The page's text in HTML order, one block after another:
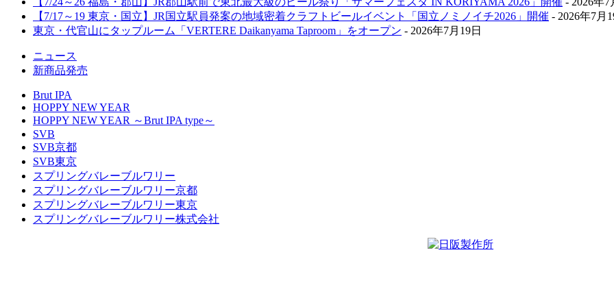
【7/17～19 東京・国立】JR国立駅員発案の地域密着クラフトビールイベント「国立ノミノイチ2026」開催 - 2026年7月
東京・代官山にタップルーム「VERTERE Daikanyama Taproom」をオープン - 2026年7月19日
ニュース
新商品発売
Brut IPA
HOPPY NEW YEAR
HOPPY NEW YEAR ～Brut IPA type～
SVB
SVB京都
SVB東京
スプリングバレーブルワリー
スプリングバレーブルワリー京都
スプリングバレーブルワリー東京
スプリングバレーブルワリー株式会社